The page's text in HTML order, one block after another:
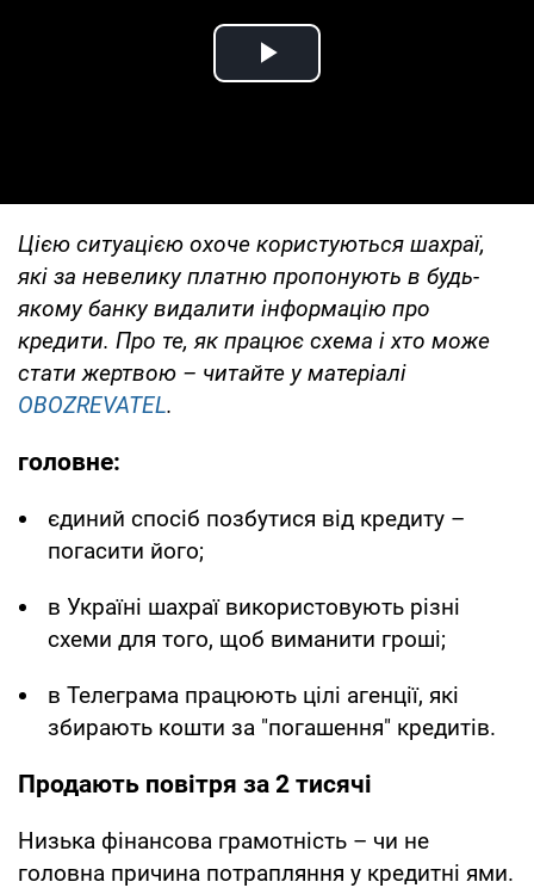
Play Video
Цією ситуацією охоче користуються шахраї,
які за невелику платню пропонують в будь-
якому банку видалити інформацію про
кредити. Про те, як працює схема і хто може
стати жертвою – читайте у матеріалі
OBOZREVATEL.
головне:
єдиний спосіб позбутися від кредиту –
погасити його;
в Україні шахраї використовують різні
схеми для того, щоб виманити гроші;
в Телеграма працюють цілі агенції, які
збирають кошти за "погашення" кредитів.
Продають повітря за 2 тисячі
Низька фінансова грамотність – чи не
головна причина потрапляння у кредитні ями.